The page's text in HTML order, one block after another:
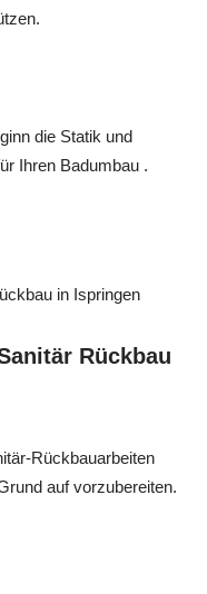
die Statik und
Ihren Badumbau .
Rückbau
Rückbauarbeiten
auf vorzubereiten.